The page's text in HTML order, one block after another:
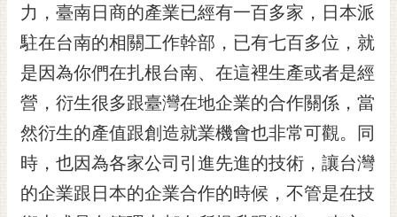
RSS
訂
閱
電
子
報
市
民
信
力，臺南日商的產業已經有一百多家，日本派
駐在台南的相關工作幹部，已有七百多位，就
是因為你們在扎根台南、在這裡生產或者是經
營，衍生很多跟臺灣在地企業的合作關係，當
然衍生的產值跟創造就業機會也非常可觀。同
時，也因為各家公司引進先進的技術，讓台灣
的企業跟日本的企業合作的時候，不管是在技